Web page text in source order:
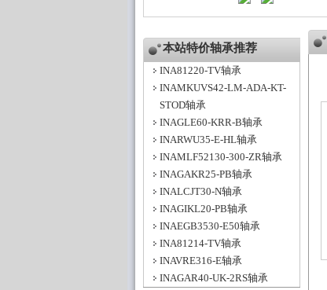
本站特价轴承推荐
INA81220-TV轴承
INAMKUVS42-LM-ADA-KT-
STOD轴承
INAGLE60-KRR-B轴承
INARWU35-E-HL轴承
INAMLF52130-300-ZR轴承
INAGAKR25-PB轴承
INALCJT30-N轴承
INAGIKL20-PB轴承
INAEGB3530-E50轴承
INA81214-TV轴承
INAVRE316-E轴承
INAGAR40-UK-2RS轴承